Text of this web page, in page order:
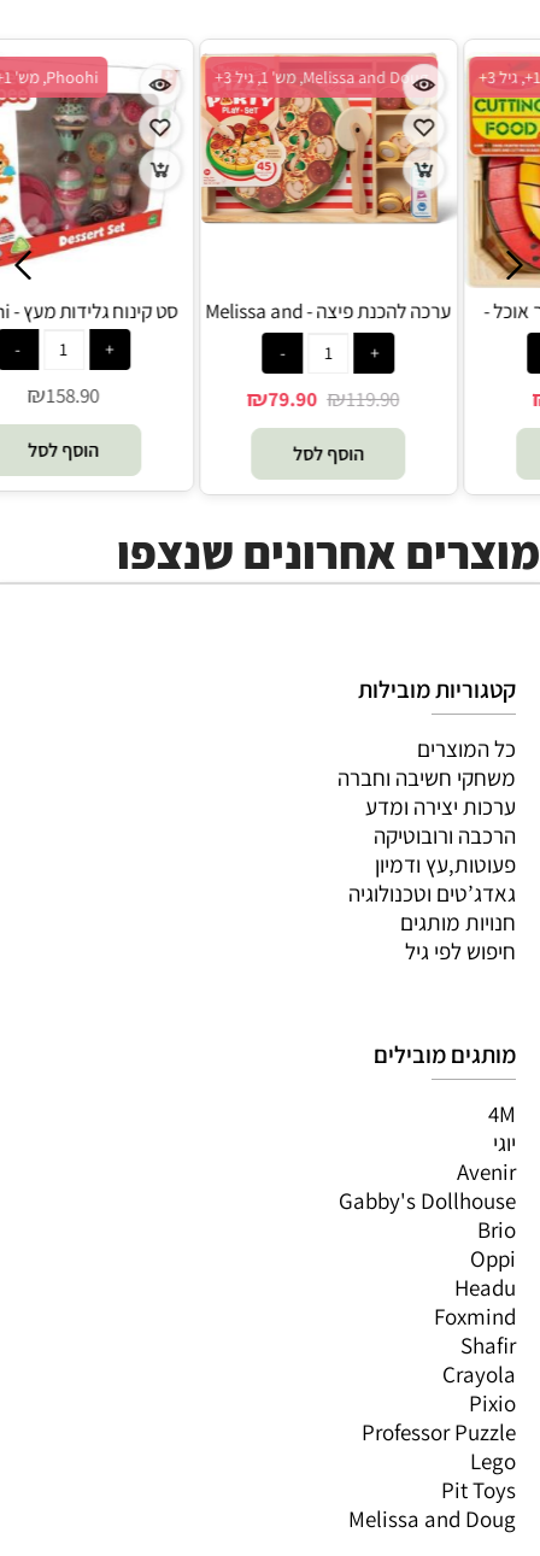
Melissa and Doug, מש' 1, גיל 3+
ערכה להכנת פיצה - Melissa and
Doug
₪79.90
Melissa and Doug, מש' 1+, גיל 3+
סט פיקניק מעץ לחיתוך אוכל -
Melissa and Doug
₪109
מוצרים אחרונים שנצפו
קטגוריות מובילות
כל המוצרים
משחקי חשיבה וחברה
ערכות יצירה ומדע
הרכבה ורובוטיקה
פעוטות,עץ ודמיון
גאדג’טים וטכנולוגיה
חנויות מותגים
חיפוש לפי גיל
מותגים מובילים
4M
יוגי
Avenir
Gabby's Dollhouse
Brio
Oppi
Headu
Foxmind
Shafir
Crayola
Pixio
Professor Puzzle
Lego
Pit Toys
Melissa and Doug